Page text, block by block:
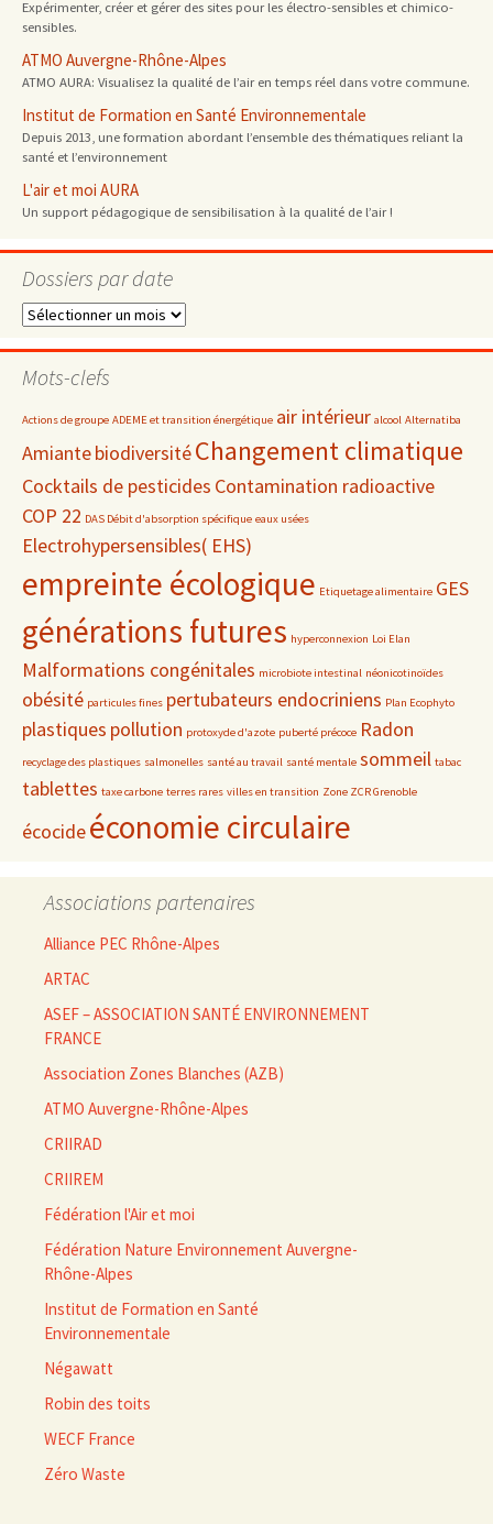
Expérimenter, créer et gérer des sites pour les électro-sensibles et chimico-
sensibles.
ATMO Auvergne-Rhône-Alpes
ATMO AURA: Visualisez la qualité de l’air en temps réel dans votre commune.
Institut de Formation en Santé Environnementale
Depuis 2013, une formation abordant l’ensemble des thématiques reliant la
santé et l’environnement
L'air et moi AURA
Un support pédagogique de sensibilisation à la qualité de l’air !
Dossiers par date
Dossiers
date
Mots-clefs
Actions de groupe ADEME et transition énergétique air intérieur alcool Alternatiba
AmiantebiodiversitéChangement climatique
Cocktails de pesticides Contamination radioactive
COP 22 DAS Débit d'absorption spécifique eaux usées
Electrohypersensibles( EHS)
empreinte écologique Etiquetage alimentaire GES
générations futures hyperconnexion Loi Elan
Malformations congénitales microbiote intestinal néonicotinoïdes
obésité particules fines pertubateurs endocriniens Plan Ecophyto
plastiques pollution protoxyde d'azote puberté précoce Radon
recyclage des plastiques salmonelles santé au travail santé mentale sommeil tabac
tablettes taxe carbone terres rares villes en transition Zone ZCR Grenoble
écocideéconomie circulaire
Associations partenaires
Alliance PEC Rhône-Alpes
ARTAC
ASEF – ASSOCIATION SANTÉ ENVIRONNEMENT
FRANCE
Association Zones Blanches (AZB)
ATMO Auvergne-Rhône-Alpes
CRIIRAD
CRIIREM
Fédération l'Air et moi
Fédération Nature Environnement Auvergne-
Rhône-Alpes
Institut de Formation en Santé
Environnementale
Négawatt
Robin des toits
WECF France
Zéro Waste